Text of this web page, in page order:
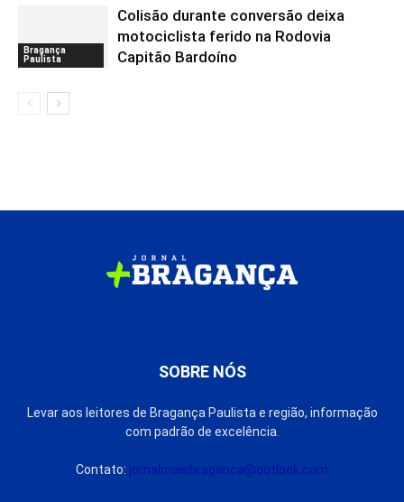
Bragança
Paulista
Colisão durante conversão deixa
motociclista ferido na Rodovia
Capitão Bardoíno
SOBRE NÓS
Levar aos leitores de Bragança Paulista e região, informação
com padrão de excelência.
Contato: jornalmaisbraganca@outlook.com